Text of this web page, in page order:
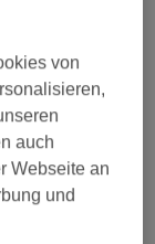
ab 30 €
ab 42 €
ab 35 €
von
auch
Webseite an
und